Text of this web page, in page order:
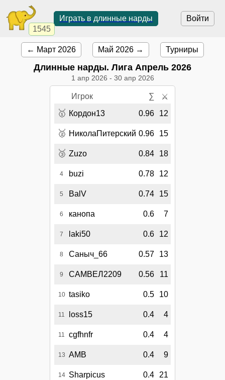
1545
Войти
Играть в длинные нарды
← Март 2026 Май 2026 → Турниры
Длинные нарды. Лига Апрель 2026
1 апр 2026 - 30 апр 2026
Игрок ∑ ⚔
🥇 Кордон13 0.96 12
🥈 НиколаПитерский 0.96 15
🥉 Zuzo 0.84 18
4 buzi 0.78 12
5 BalV 0.74 15
6 канопа 0.6 7
7 laki50 0.6 12
8 Саныч_66 0.57 13
9 САМВЕЛ2209 0.56 11
10 tasiko 0.5 10
11 loss15 0.4 4
11 cgfhnfr 0.4 4
13 AMB 0.4 9
14 Sharpicus 0.4 21